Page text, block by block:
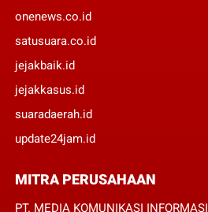
onenews.co.id
satusuara.co.id
jejakbaik.id
jejakkasus.id
suaradaerah.id
update24jam.id
MITRA PERUSAHAAN
PT. MEDIA KOMUNIKASI INFORMASI